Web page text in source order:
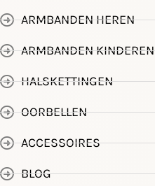
ARMBANDEN HEREN
ARMBANDEN KINDEREN
HALSKETTINGEN
OORBELLEN
ACCESSOIRES
BLOG